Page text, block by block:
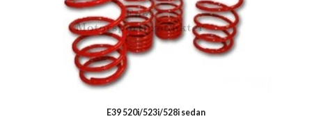
E39 520i/523i/528i sedan